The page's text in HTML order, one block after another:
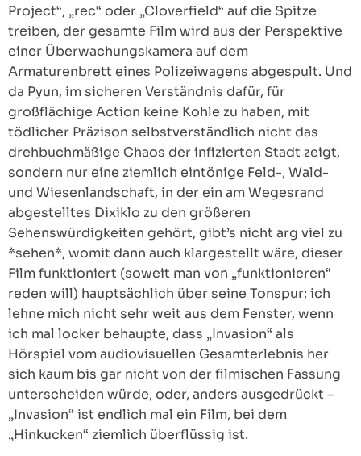
Project“, „rec“ oder „Cloverfield“ auf die Spitze
treiben, der gesamte Film wird aus der Perspektive
einer Überwachungskamera auf dem
Armaturenbrett eines Polizeiwagens abgespult. Und
da Pyun, im sicheren Verständnis dafür, für
großflächige Action keine Kohle zu haben, mit
tödlicher Präzison selbstverständlich nicht das
drehbuchmäßige Chaos der infizierten Stadt zeigt,
sondern nur eine ziemlich eintönige Feld-, Wald-
und Wiesenlandschaft, in der ein am Wegesrand
abgestelltes Dixiklo zu den größeren
Sehenswürdigkeiten gehört, gibt’s nicht arg viel zu
*sehen*, womit dann auch klargestellt wäre, dieser
Film funktioniert (soweit man von „funktionieren“
reden will) hauptsächlich über seine Tonspur; ich
lehne mich nicht sehr weit aus dem Fenster, wenn
ich mal locker behaupte, dass „Invasion“ als
Hörspiel vom audiovisuellen Gesamterlebnis her
sich kaum bis gar nicht von der filmischen Fassung
unterscheiden würde, oder, anders ausgedrückt –
„Invasion“ ist endlich mal ein Film, bei dem
„Hinkucken“ ziemlich überflüssig ist.